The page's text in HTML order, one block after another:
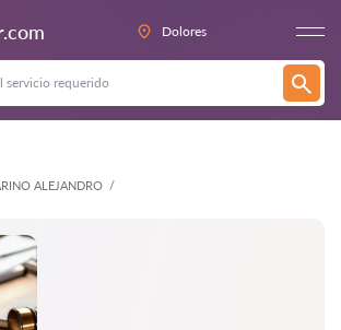
Dolores
ALEJANDRO